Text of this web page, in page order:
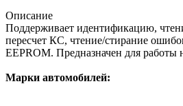
Описание
Поддерживает идентификацию,
пересчет КС, чтение/стирание
EEPROM. Предназначен для работы
Марки автомобилей: